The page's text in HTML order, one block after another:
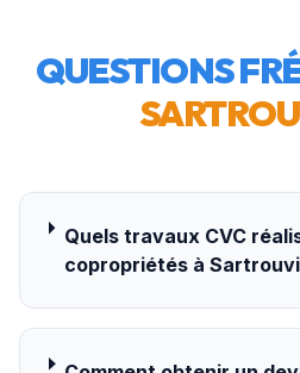
QUESTIONS
Quels travaux CVC
copropriétés à